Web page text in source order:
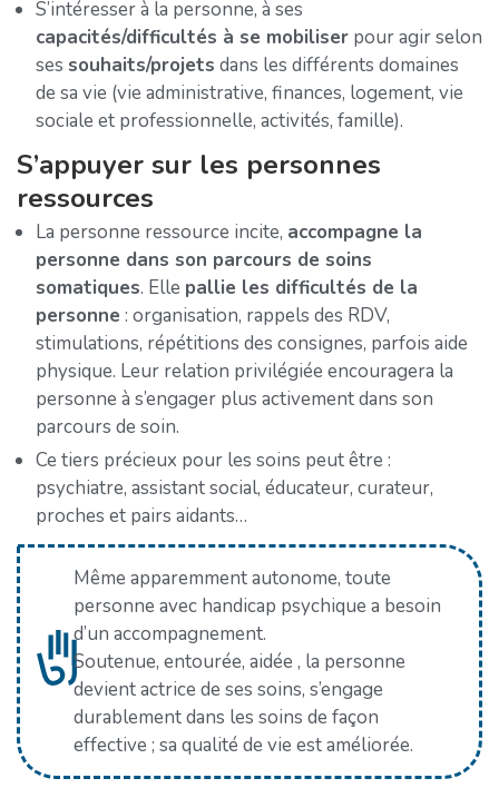
S’intéresser à la personne, à ses
capacités/difficultés à se mobiliser pour agir selon
ses souhaits/projets dans les différents domaines
de sa vie (vie administrative, finances, logement, vie
sociale et professionnelle, activités, famille).
S’appuyer sur les personnes
ressources
La personne ressource incite, accompagne la
personne dans son parcours de soins
somatiques. Elle pallie les difficultés de la
personne : organisation, rappels des RDV,
stimulations, répétitions des consignes, parfois aide
physique. Leur relation privilégiée encouragera la
personne à s’engager plus activement dans son
parcours de soin.
Ce tiers précieux pour les soins peut être :
psychiatre, assistant social, éducateur, curateur,
proches et pairs aidants…
Même apparemment autonome, toute
personne avec handicap psychique a besoin
d’un accompagnement.
Soutenue, entourée, aidée , la personne
devient actrice de ses soins, s’engage
durablement dans les soins de façon
effective ; sa qualité de vie est améliorée.